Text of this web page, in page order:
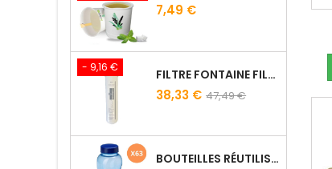
7,49 €
- 9,16 € FILTRE FONTAINE FILTROPURE 5000F
38,33 € 47,49 €
BOUTEILLES RÉUTILISABLES 50 CL AVEC BOUCHON CLASSIQUE